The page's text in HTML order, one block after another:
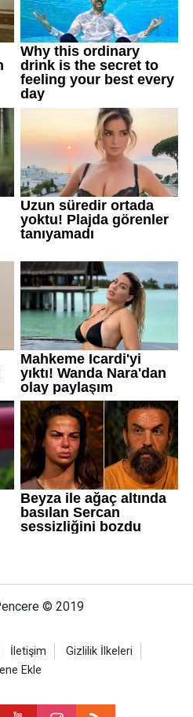
© 2019
İletişim
Gizlilik İlkeleri
Ekle